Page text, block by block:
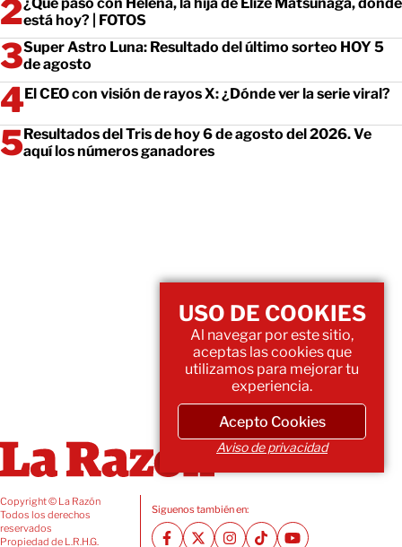
está hoy? | FOTOS
Super Astro Luna: Resultado del último sorteo HOY 5
de agosto
El CEO con visión de rayos X: ¿Dónde ver la serie viral?
Resultados del Tris de hoy 6 de agosto del 2026. Ve
aquí los números ganadores
Copyright © La Razón
Todos los derechos
reservados
Propiedad de L.R.H.G.
Siguenos también en:
USO DE COOKIES
Al navegar por este sitio,
aceptas las cookies que
utilizamos para mejorar tu
experiencia.
Acepto Cookies
Aviso de privacidad